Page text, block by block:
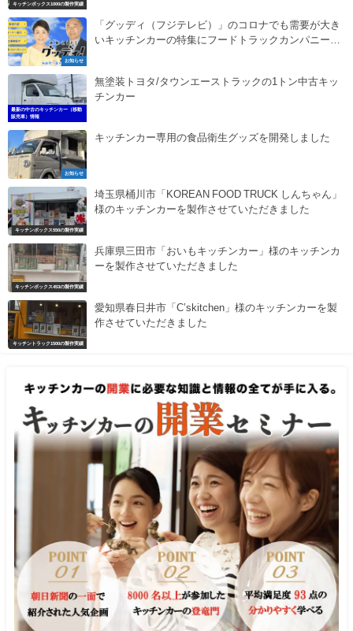
キッチンボックス1000の製作実績
お知らせ
「グッディ（フジテレビ）」のコロナでも需要が大き
いキッチンカーの特集にフードトラックカンパニーが
最新の中古のキッチンカー（移動
販売車）情報
無塗装トヨタ/タウンエーストラックの1トン中古キッ
チンカー
お知らせ
キッチンカー専用の食品衛生グッズを開発しました
キッチンボックス550の製作実績
埼玉県桶川市「KOREAN FOOD TRUCK しんちゃん」
様のキッチンカーを製作させていただきました
キッチンボックス453の製作実績
兵庫県三田市「おいもキッチンカー」様のキッチンカ
ーを製作させていただきました
キッチントラック1500の製作実績
愛知県春日井市「C’skitchen」様のキッチンカーを製
作させていただきました